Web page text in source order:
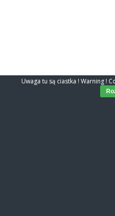
Uwaga tu są ciastka ! Warning !